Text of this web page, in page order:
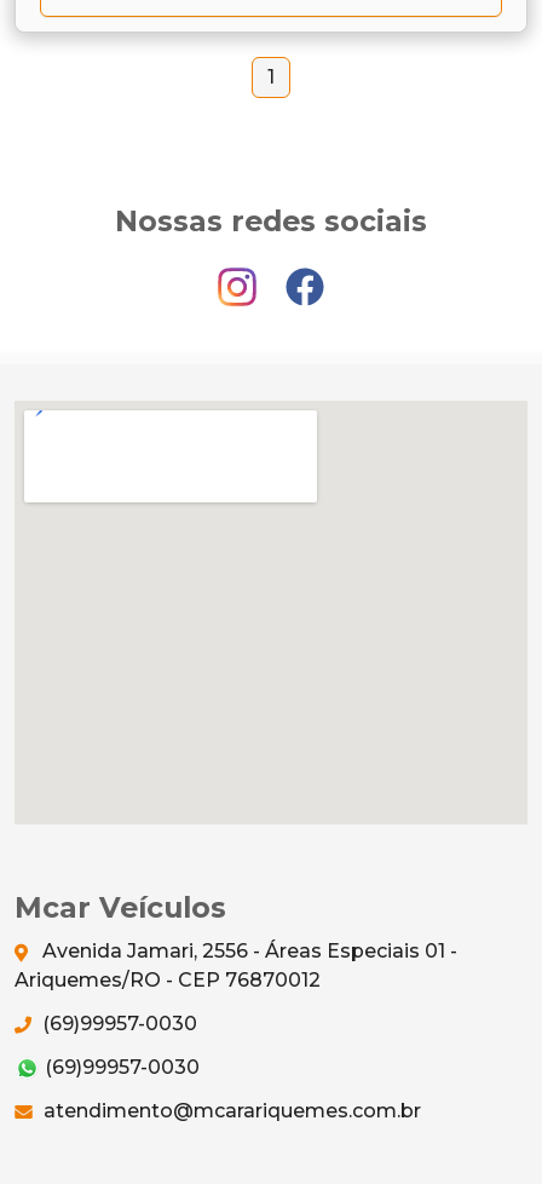
1
Nossas redes sociais
Mcar Veículos
Avenida Jamari, 2556 - Áreas Especiais 01 -
Ariquemes/RO - CEP 76870012
(69)99957-0030
(69)99957-0030
atendimento@mcarariquemes.com.br